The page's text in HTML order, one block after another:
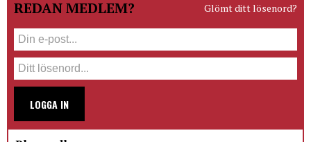
REDAN MEDLEM? Glömt ditt lösenord?
LOGGA IN